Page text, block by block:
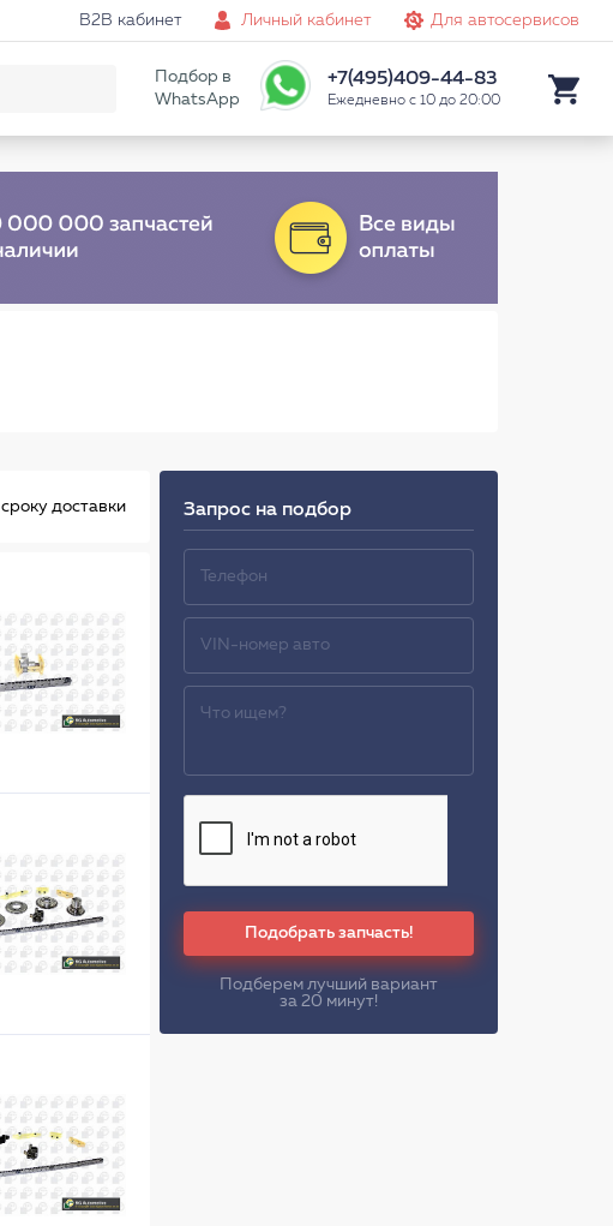
B2B кабинет Личный кабинет Для автосервисов
Подбор в
WhatsApp
+7(495)409-44-83
Ежедневно с 10 до 20:00
сроку доставки Запрос на подбор
Подобрать запчасть!
Подберем лучший вариант
за 20 минут!